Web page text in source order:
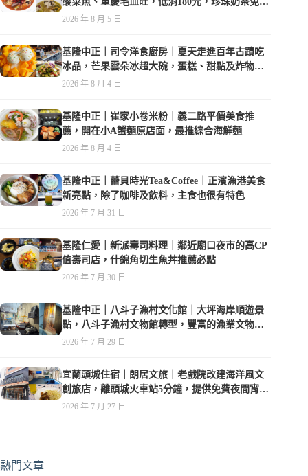
喝到爽
2026 年 8 月 5 日
基隆中正｜司令洋食廚房｜夏天走進百年古蹟吃
冰品，芒果雲朵冰超大碗，蛋糕、甜點及炸物都
在水準之上
2026 年 8 月 4 日
基隆中正｜崔家小卷米粉｜義二路平價美食推
薦，開在小A蟹麵原店面，最推綜合海鮮麵
2026 年 8 月 4 日
基隆中正｜蕾貝時光Tea&Coffee｜正濱漁港美食
新亮點，除了咖啡及飲料，主食也很有特色
2026 年 7 月 31 日
基隆仁愛｜新派壽司料理｜鄰近廟口夜市的高CP
值壽司店，什錦角切生魚丼推薦必點
2026 年 7 月 30 日
基隆中正｜八斗子漁村文化館｜大坪海岸順遊景
點，八斗子漁村文物館轉型，豐富的漁業文物，
值得走訪
2026 年 7 月 29 日
宜蘭頭城住宿｜朗居文旅｜老戲院改建海洋風文
創旅店，離頭城火車站5分鐘，提供免費夜間宵
夜，親子遊戲空間
2026 年 7 月 27 日
熱門文章